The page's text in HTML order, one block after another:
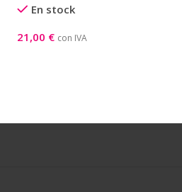
En stock
21,00 € con IVA